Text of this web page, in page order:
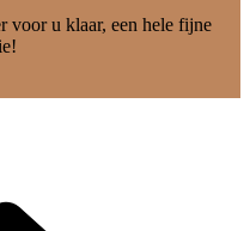
voor u klaar, een hele fijne